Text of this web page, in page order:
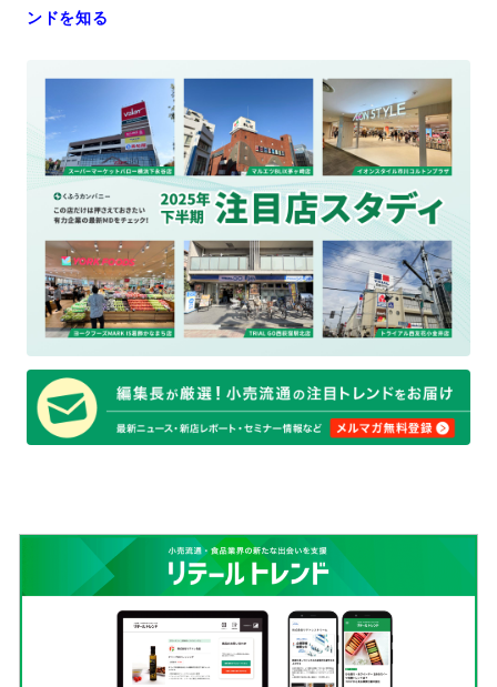
ンドを知る